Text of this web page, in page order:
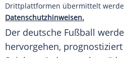
Drittplattformen übermittelt
Datenschutzhinweisen.
Der deutsche Fußball
hervorgehen, prognostiziert